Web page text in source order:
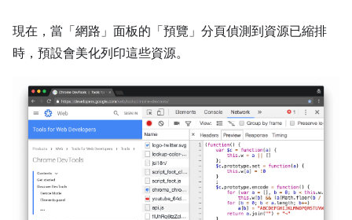
現在，當「網路」 面板的「預覽」 分頁偵測到資源已縮排
時，預設會美化列印這些資源。